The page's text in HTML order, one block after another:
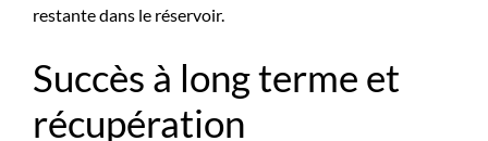
restante dans le réservoir.
Succès à long terme et
récupération